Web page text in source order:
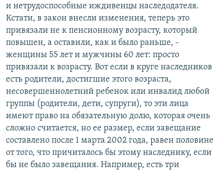
и нетрудоспособные иждивенцы наследодателя.
Кстати, в закон внесли изменения, теперь это
привязали не к пенсионному возрасту, который
повышен, а оставили, как и было раньше, -
женщины 55 лет и мужчины 60 лет: просто
привязали к возрасту. Вот если в круге наследников
есть родители, достигшие этого возраста,
несовершеннолетний ребенок или инвалид любой
группы (родители, дети, супруги), то эти лица
имеют право на обязательную долю, которая очень
сложно считается, но ее размер, если завещание
составлено после 1 марта 2002 года, равен половине
от того, что причиталось бы этому наследнику, если
бы не было завещания. Например, есть три